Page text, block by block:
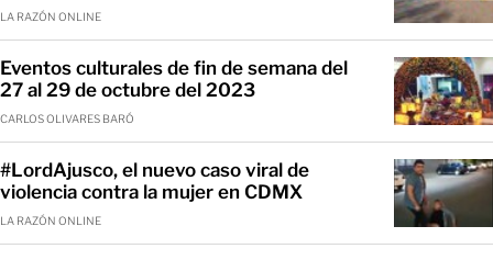
LA RAZÓN ONLINE
Eventos culturales de fin de semana del
27 al 29 de octubre del 2023
CARLOS OLIVARES BARÓ
#LordAjusco, el nuevo caso viral de
violencia contra la mujer en CDMX
LA RAZÓN ONLINE